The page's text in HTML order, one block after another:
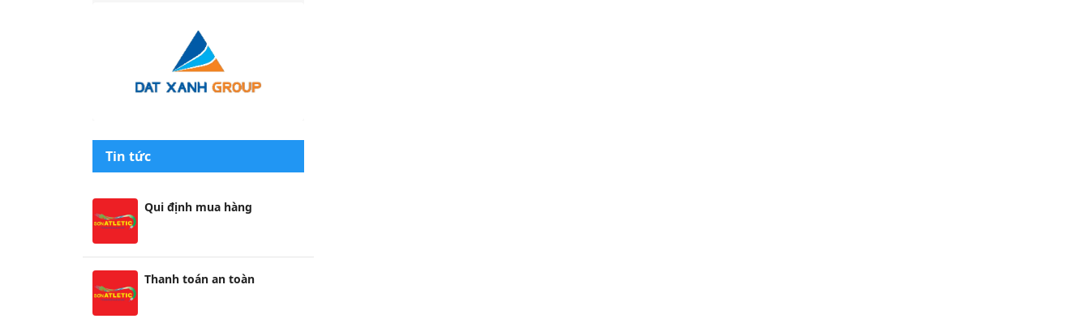
Tin tức
Qui định mua hàng
Thanh toán an toàn